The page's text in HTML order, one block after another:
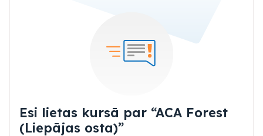
Esi lietas kursā par “ACA Forest
(Liepājas osta)”